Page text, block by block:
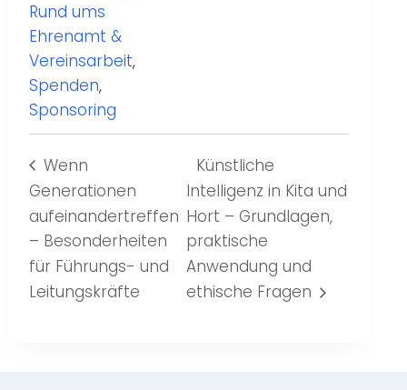
Rund ums
Ehrenamt &
Vereinsarbeit,
Spenden,
Sponsoring
Wenn
Generationen
aufeinandertreffen
– Besonderheiten
für Führungs- und
Leitungskräfte
Künstliche
Intelligenz in Kita und
Hort – Grundlagen,
praktische
Anwendung und
ethische Fragen